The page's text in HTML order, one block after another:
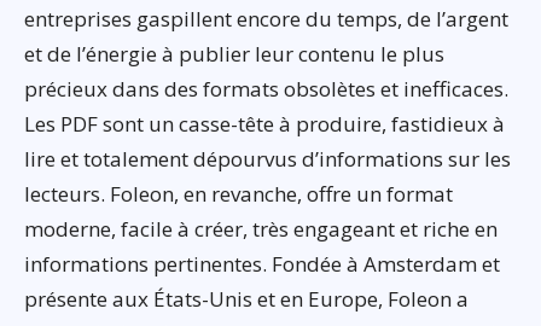
entreprises gaspillent encore du temps, de l’argent
et de l’énergie à publier leur contenu le plus
précieux dans des formats obsolètes et inefficaces.
Les PDF sont un casse-tête à produire, fastidieux à
lire et totalement dépourvus d’informations sur les
lecteurs. Foleon, en revanche, offre un format
moderne, facile à créer, très engageant et riche en
informations pertinentes. Fondée à Amsterdam et
présente aux États-Unis et en Europe, Foleon a